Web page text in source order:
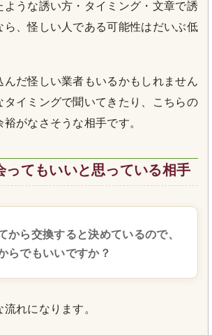
ような誘い方・タイミング・文章で誘
ら、怪しい人である可能性はだいぶ低
んだ怪しい業者もいるかもしれません
タイミングで聞いてきたり、こちらの
がなさそうな相手です。
ってもいいと思っている相手
ら交換すると決めているので、
らでもいいですか？
れになります。